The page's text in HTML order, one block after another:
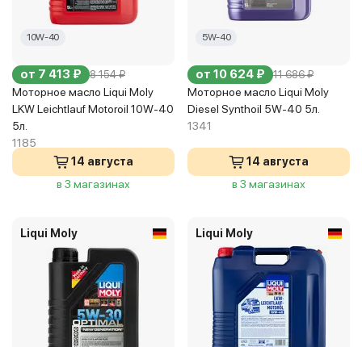
10W-40
от 7 413 ₽ 8 154 ₽
Моторное масло Liqui Moly
LKW Leichtlauf Motoroil 10W-40
5л.
1185
14 августа
в 3 магазинах
5W-40
от 10 624 ₽ 11 686 ₽
Моторное масло Liqui Moly
Diesel Synthoil 5W-40 5л.
1341
14 августа
в 3 магазинах
Liqui Moly Liqui Moly